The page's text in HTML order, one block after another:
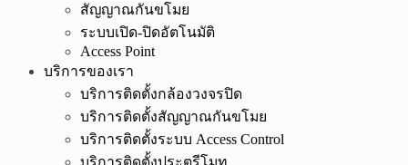
สัญญาณกันขโมย
ระบบเปิด-ปิดอัตโนมัติ
Access Point
บริการของเรา
บริการติดตั้งกล้องวงจรปิด
บริการติดตั้งสัญญาณกันขโมย
บริการติดตั้งระบบ Access Control
บริการติดตั้งประตูรีโมท